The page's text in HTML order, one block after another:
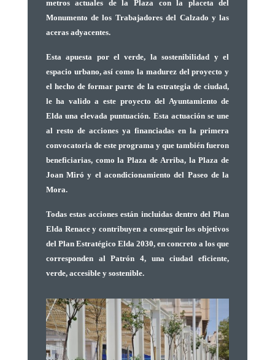
metros actuales de la Plaza con la placeta del
Monumento de los Trabajadores del Calzado y las
aceras adyacentes.
Esta apuesta por el verde, la sostenibilidad y el
espacio urbano, así como la madurez del proyecto y
el hecho de formar parte de la estrategia de ciudad,
le ha valido a este proyecto del Ayuntamiento de
Elda una elevada puntuación. Esta actuación se une
al resto de acciones ya financiadas en la primera
convocatoria de este programa y que también fueron
beneficiarias, como la Plaza de Arriba, la Plaza de
Joan Miró y el acondicionamiento del Paseo de la
Mora.
Todas estas acciones están incluidas dentro del Plan
Elda Renace y contribuyen a conseguir los objetivos
del Plan Estratégico Elda 2030, en concreto a los que
corresponden al Patrón 4, una ciudad eficiente,
verde, accesible y sostenible.